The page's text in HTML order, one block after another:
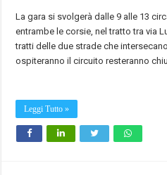
La gara si svolgerà dalle 9 alle 13
entrambe le corsie, nel tratto tra via
tratti delle due strade che
ospiteranno il circuito resteranno
Leggi Tutto »